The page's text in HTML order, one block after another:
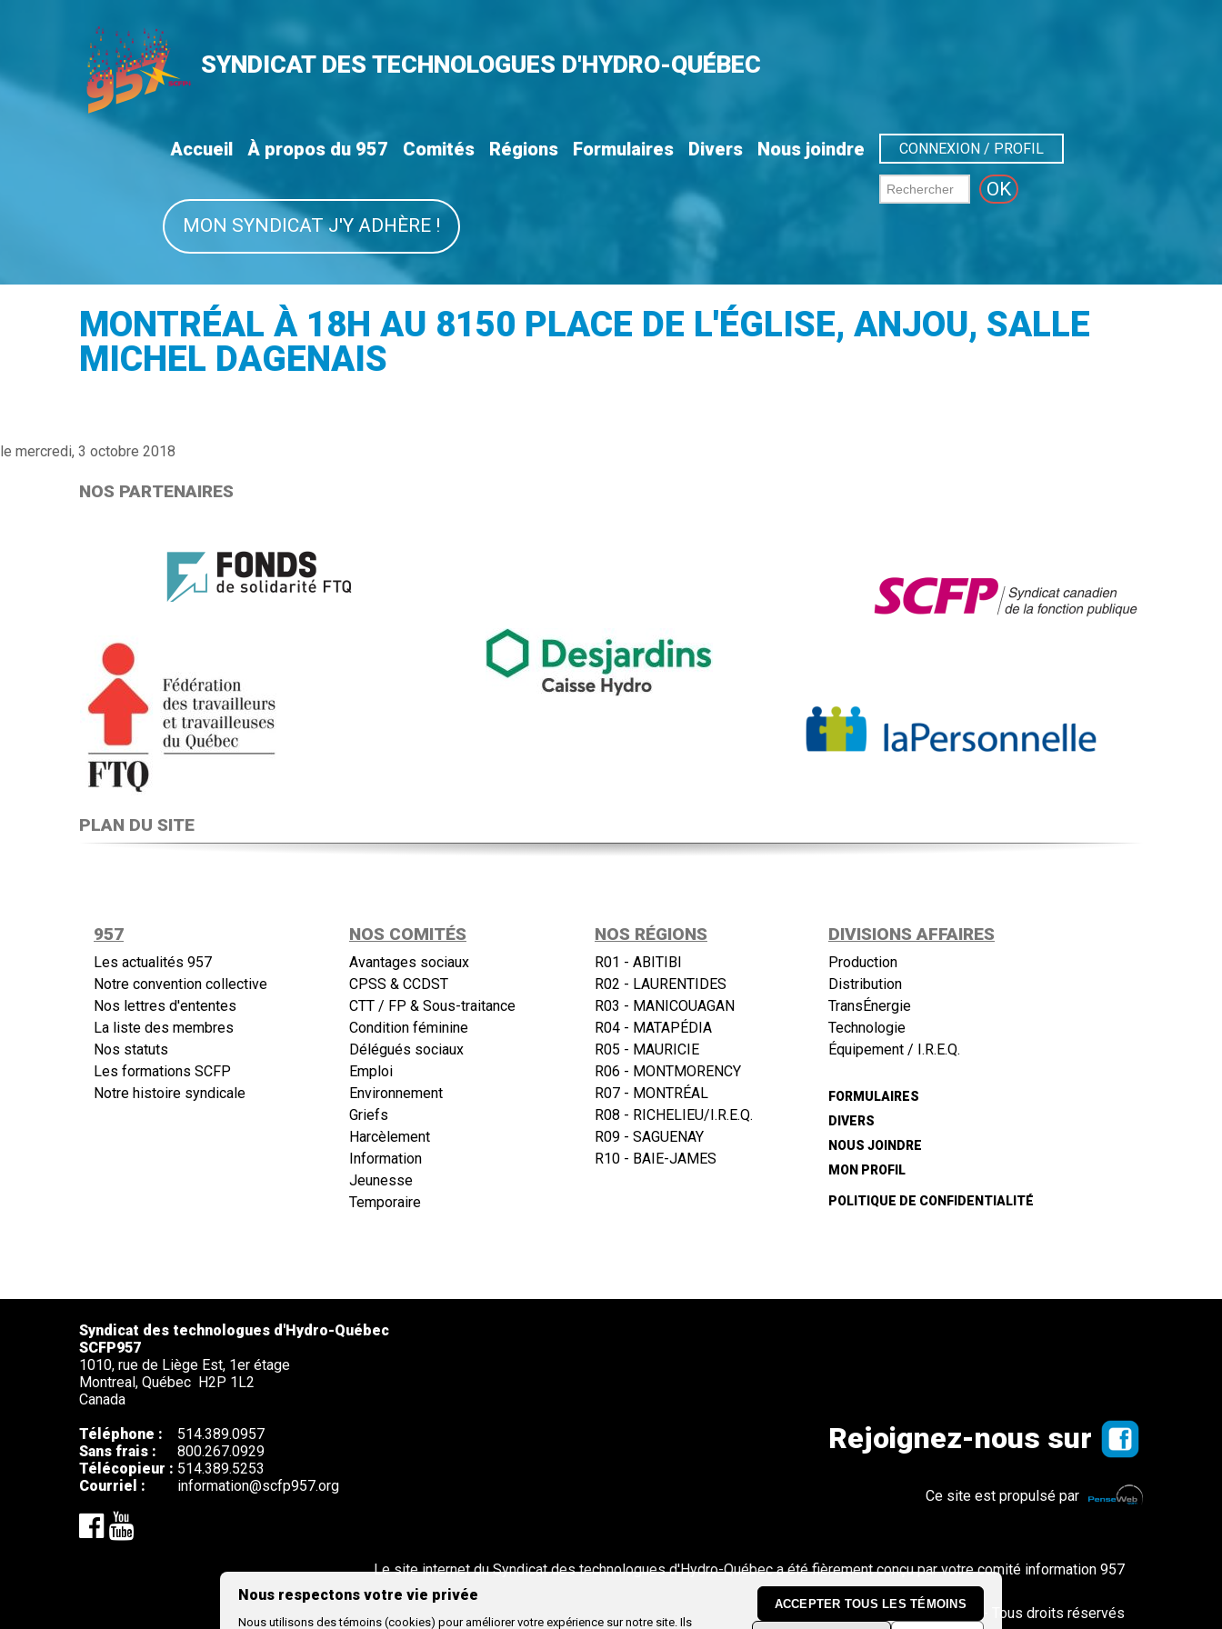
SYNDICAT DES TECHNOLOGUES D'HYDRO-QUÉBEC
Accueil À propos du 957 Comités Régions Formulaires Divers Nous joindre
MON SYNDICAT J'Y ADHÈRE !
CONNEXION / PROFIL
MONTRÉAL À 18H AU 8150 PLACE DE L'ÉGLISE, ANJOU, SALLE
MICHEL DAGENAIS
le mercredi, 3 octobre 2018
NOS PARTENAIRES
PLAN DU SITE
957
Les actualités 957
Notre convention collective
Nos lettres d'ententes
La liste des membres
Nos statuts
Les formations SCFP
Notre histoire syndicale
NOS COMITÉS
Avantages sociaux
CPSS & CCDST
CTT / FP & Sous-traitance
Condition féminine
Délégués sociaux
Emploi
Environnement
Griefs
Harcèlement
Information
Jeunesse
Temporaire
NOS RÉGIONS
R01 - ABITIBI
R02 - LAURENTIDES
R03 - MANICOUAGAN
R04 - MATAPÉDIA
R05 - MAURICIE
R06 - MONTMORENCY
R07 - MONTRÉAL
R08 - RICHELIEU/I.R.E.Q.
R09 - SAGUENAY
R10 - BAIE-JAMES
DIVISIONS AFFAIRES
Production
Distribution
TransÉnergie
Technologie
Équipement / I.R.E.Q.
FORMULAIRES
DIVERS
NOUS JOINDRE
MON PROFIL
POLITIQUE DE CONFIDENTIALITÉ
Syndicat des technologues d'Hydro-Québec
SCFP957
1010, rue de Liège Est, 1er étage
Montreal, Québec H2P 1L2
Canada
Téléphone :
514.389.0957
Sans frais :
800.267.0929
Télécopieur : 514.389.5253
Courriel :
information@scfp957.org
Rejoignez-nous sur
Ce site est propulsé par
Le site internet du Syndicat des technologues d'Hydro-Québec a été fièrement conçu par votre comité information 957
© Copyright 2026 - Tous droits réservés
Nous respectons votre vie privée
Nous utilisons des témoins (cookies) pour améliorer votre expérience sur notre site. Ils
ACCEPTER TOUS LES TÉMOINS